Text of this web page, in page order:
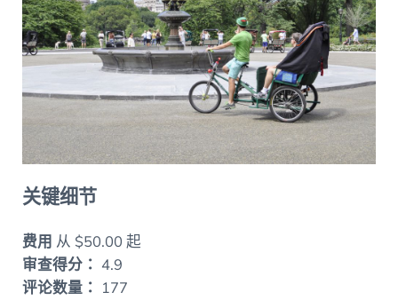
关键细节
费用 从 $50.00 起
审查得分： 4.9
评论数量： 177